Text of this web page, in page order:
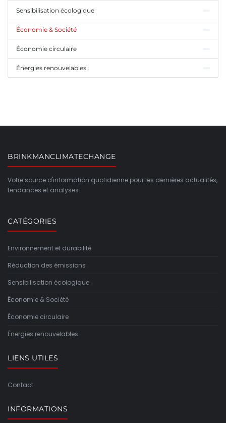
Sensibilisation écologique
Économie & Société
Économie circulaire
Énergies renouvelables
BRINKMANCLIMATECHANGE
Votre source d'information quotidienne pour les dernières actualités,
tendances et analyses.
CATÉGORIES
Environnement et durabilité
Réduction des émissions
Sensibilisation écologique
Économie & Société
Économie circulaire
Énergies renouvelables
LIENS UTILES
Contact
INFORMATIONS